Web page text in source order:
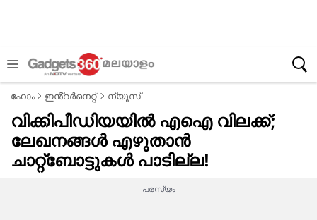
ഹോം ഇൻ്റർനെറ്റ് ന്യൂസ്
വിക്കിപീഡിയയിൽ എഐ വിലക്ക്;
ലേഖനങ്ങൾ എഴുതാൻ
ചാറ്റ്‌ബോട്ടുകൾ പാടില്ല!
പരസ്യം